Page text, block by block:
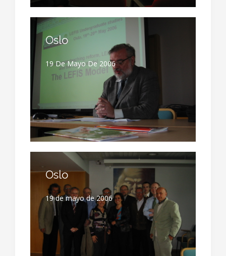
Oslo
19 De Mayo De 2006
Oslo
19 de mayo de 2006